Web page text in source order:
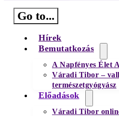
Go to...
Hírek
Bemutatkozás
A Napfényes Élet
Váradi Tibor –
természetgyógyász
Előadások
Váradi Tibor